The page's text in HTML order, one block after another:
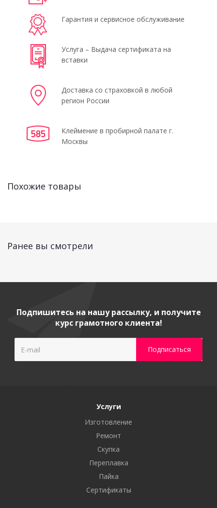
Гарантия и сервисное обслуживание
Услуга – Выдача сертификата на
вставки
Доставка со страховкой в любой
регион России
Клеймение в пробирной палате г.
Москвы
Похожие товары
Ранее вы смотрели
Подпишитесь на нашу рассылку, и получите
курс грамотного клиента!
Услуги
Изготовление
Ремонт
Скупка
Переплавка
Пайка
Сертификаты